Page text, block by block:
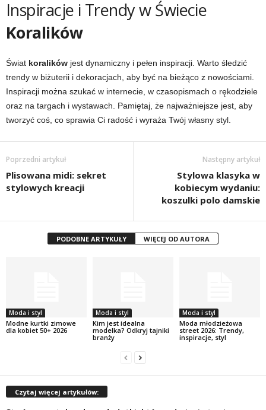
Inspiracje i Trendy w Świecie
Koralików
Świat koralików jest dynamiczny i pełen inspiracji. Warto śledzić
trendy w biżuterii i dekoracjach, aby być na bieżąco z nowościami.
Inspiracji można szukać w internecie, w czasopismach o rękodziele
oraz na targach i wystawach. Pamiętaj, że najważniejsze jest, aby
tworzyć coś, co sprawia Ci radość i wyraża Twój własny styl.
Poprzedni artykuł
Plisowana midi: sekret
stylowych kreacji
Następny artykuł
Stylowa klasyka w
kobiecym wydaniu:
koszulki polo damskie
PODOBNE ARTYKUŁY WIĘCEJ OD AUTORA
Moda i styl
Modne kurtki zimowe
dla kobiet 50+ 2026
Moda i styl
Kim jest idealna
modelka? Odkryj tajniki
branży
Moda i styl
Moda młodzieżowa
street 2026: Trendy,
inspiracje, styl
Czytaj więcej artykułów: